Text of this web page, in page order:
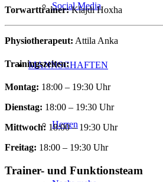
Social Media
MANNSCHAFTEN
Herren
Torwarttrainer:Klajdi Hoxha
Physiotherapeut: Attila Anka
Trainingszeiten:
Montag: 18:00 – 19:30 Uhr
Dienstag: 18:00 – 19:30 Uhr
Mittwoch: 18:00 – 19:30 Uhr
Freitag: 18:00 – 19:30 Uhr
Trainer- und Funktionsteam